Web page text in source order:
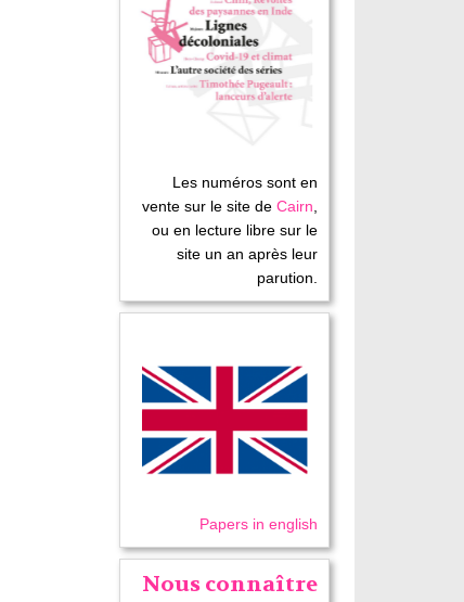
Les numéros sont en
vente sur le site deCairn,
ou en lecture libre sur le
site un an après leur
parution.
Papers in english
Nous connaître